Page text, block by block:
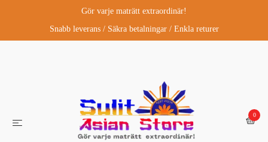
Gör varje maträtt extraordinär!
Snabb leverans / Säkra betalningar / Enkla returer
0